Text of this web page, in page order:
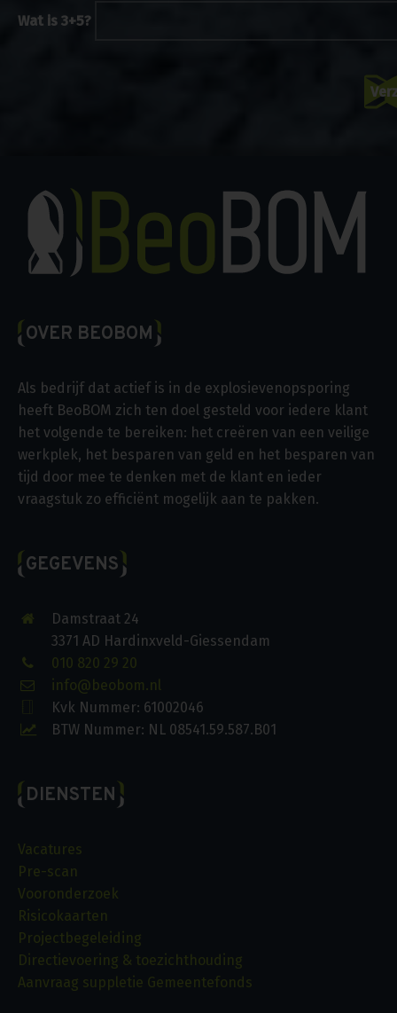
Wat is 3+5?
OVER BEOBOM
Als bedrijf dat actief is in de explosievenopsporing
heeft BeoBOM zich ten doel gesteld voor iedere klant
het volgende te bereiken: het creëren van een veilige
werkplek, het besparen van geld en het besparen van
tijd door mee te denken met de klant en ieder
vraagstuk zo efficiënt mogelijk aan te pakken.
GEGEVENS
Damstraat 24
3371 AD Hardinxveld-Giessendam
010 820 29 20
info@beobom.nl
Kvk Nummer: 61002046
BTW Nummer: NL 08541.59.587.B01
DIENSTEN
Vacatures
Pre-scan
Vooronderzoek
Risicokaarten
Projectbegeleiding
Directievoering & toezichthouding
Aanvraag suppletie Gemeentefonds